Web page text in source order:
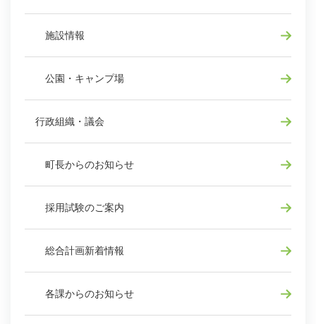
施設情報
公園・キャンプ場
行政組織・議会
町長からのお知らせ
採用試験のご案内
総合計画新着情報
各課からのお知らせ